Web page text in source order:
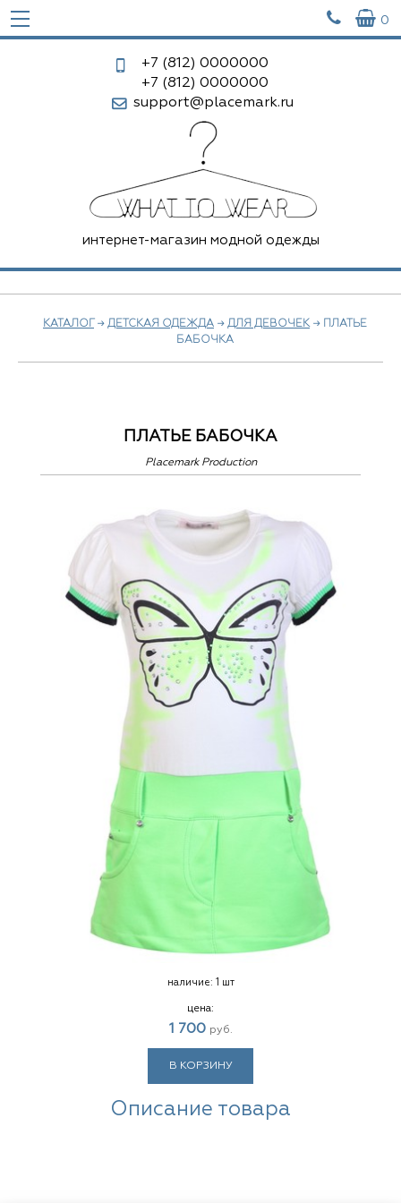
  0
+7 (812) 0000000
+7 (812) 0000000
support@placemark.ru
интернет-магазин модной одежды
КАТАЛОГ → ДЕТСКАЯ ОДЕЖДА → ДЛЯ ДЕВОЧЕК→ ПЛАТЬЕ
БАБОЧКА
ПЛАТЬЕ БАБОЧКА
Placemark Production
наличие: 1 шт
цена:
1 700 руб.
В КОРЗИНУ
Описание товара